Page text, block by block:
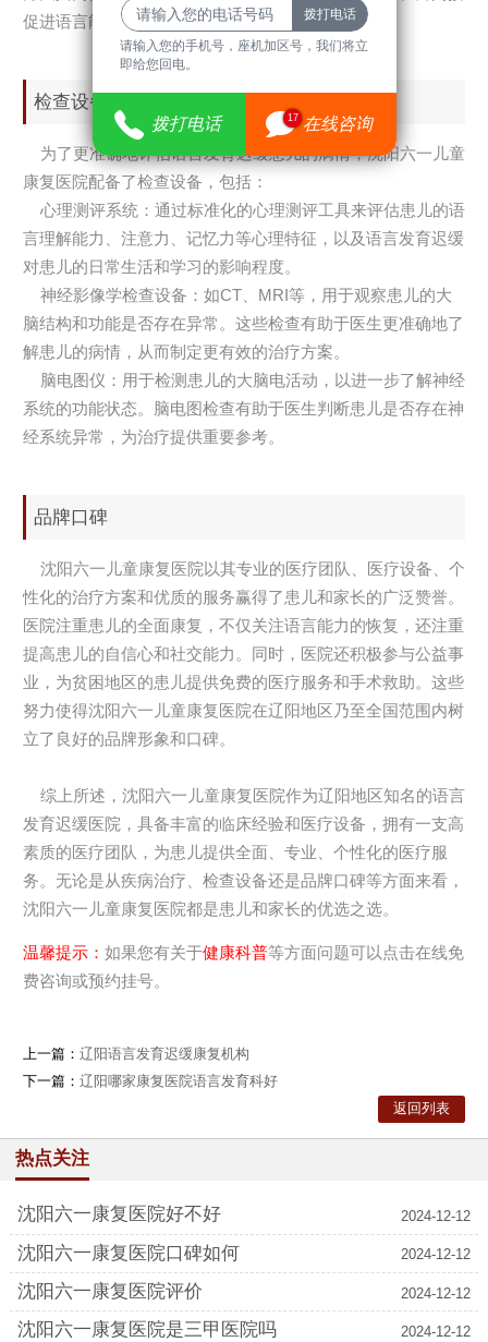
促进语言能力的恢复。
检查设备
为了更准确地评估语言发育迟缓患儿的病情，沈阳六一儿童
康复医院配备了检查设备，包括：
心理测评系统：通过标准化的心理测评工具来评估患儿的语
言理解能力、注意力、记忆力等心理特征，以及语言发育迟缓
对患儿的日常生活和学习的影响程度。
神经影像学检查设备：如CT、MRI等，用于观察患儿的大
脑结构和功能是否存在异常。这些检查有助于医生更准确地了
解患儿的病情，从而制定更有效的治疗方案。
脑电图仪：用于检测患儿的大脑电活动，以进一步了解神经
系统的功能状态。脑电图检查有助于医生判断患儿是否存在神
经系统异常，为治疗提供重要参考。
品牌口碑
沈阳六一儿童康复医院以其专业的医疗团队、医疗设备、个
性化的治疗方案和优质的服务赢得了患儿和家长的广泛赞誉。
医院注重患儿的全面康复，不仅关注语言能力的恢复，还注重
提高患儿的自信心和社交能力。同时，医院还积极参与公益事
业，为贫困地区的患儿提供免费的医疗服务和手术救助。这些
努力使得沈阳六一儿童康复医院在辽阳地区乃至全国范围内树
立了良好的品牌形象和口碑。
综上所述，沈阳六一儿童康复医院作为辽阳地区知名的语言
发育迟缓医院，具备丰富的临床经验和医疗设备，拥有一支高
素质的医疗团队，为患儿提供全面、专业、个性化的医疗服
务。无论是从疾病治疗、检查设备还是品牌口碑等方面来看，
沈阳六一儿童康复医院都是患儿和家长的优选之选。
温馨提示： 如果您有关于健康科普等方面问题可以点击在线免
费咨询或预约挂号。
上一篇： 辽阳语言发育迟缓康复机构
下一篇： 辽阳哪家康复医院语言发育科好
返回列表
热点关注
2024-12-12
沈阳六一康复医院好不好
2024-12-12
沈阳六一康复医院口碑如何
2024-12-12
沈阳六一康复医院评价
2024-12-12
沈阳六一康复医院是三甲医院吗
请输入您的手机号，座机加区号，我们将立
即给您回电。
拨打电话 17 在线咨询